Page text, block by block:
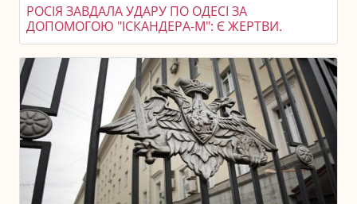
РОСІЯ ЗАВДАЛА УДАРУ ПО ОДЕСІ ЗА
ДОПОМОГОЮ "ІСКАНДЕРА-М": Є ЖЕРТВИ.